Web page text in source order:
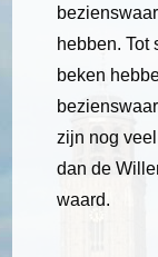
hebben. Tot
beken
zijn nog
dan de
waard.